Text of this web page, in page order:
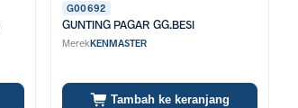
G00692
GUNTING PAGAR GG.BESI
MerekKENMASTER
Tambah ke keranjang